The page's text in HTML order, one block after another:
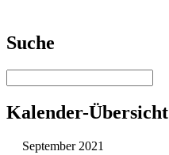
Suche
Kalender-Übersicht
September 2021